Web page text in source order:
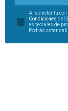
Al someter tu
Condiciones de
especiales de
Podrás optar